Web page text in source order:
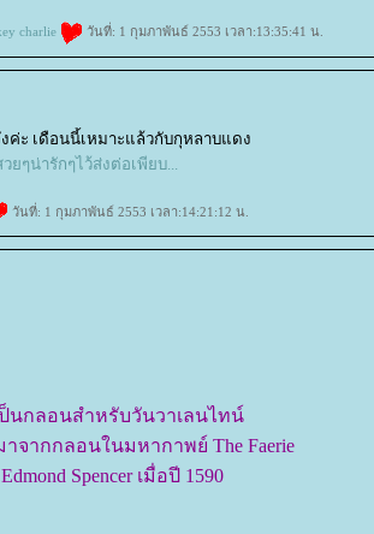
charlie วันที่: 1 กุมภาพันธ์ 2553 เวลา:13:35:41 น.
ค่ะ เดือนนี้เหมาะแล้วกับกุหลาบแดง
วันที่: 1 กุมภาพันธ์ 2553 เวลา:14:21:12 น.
นกลอนสำหรับวันวาเลนไทน์
าจากกลอนในมหากาพย์ The Faerie
Spencer เมื่อปี 1590